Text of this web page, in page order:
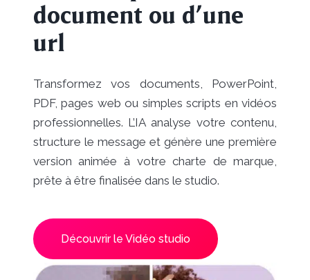
document ou d’une
url
Transformez vos documents, PowerPoint,
PDF, pages web ou simples scripts en vidéos
professionnelles. L’IA analyse votre contenu,
structure le message et génère une première
version animée à votre charte de marque,
prête à être finalisée dans le studio.
Découvrir le Vidéo studio